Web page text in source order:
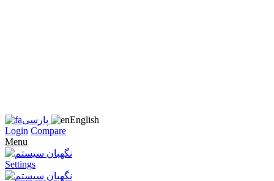
پارسی
English
Login Compare
Menu
Settings